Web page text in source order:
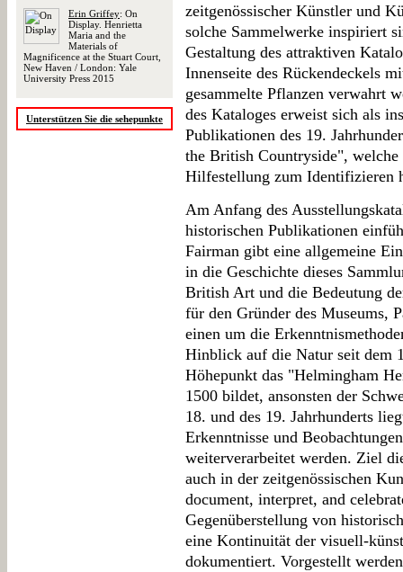
Erin Griffey: On
Display. Henrietta
Maria and the
Materials of
Magnificence at the Stuart Court,
New Haven / London: Yale
University Press 2015
Unterstützen Sie die sehepunkte
zeitgenössischer Künstler und
solche Sammelwerke inspiriert
Gestaltung des attraktiven
Innenseite des Rückendeckels
gesammelte Pflanzen verwahrt
des Kataloges erweist sich als
Publikationen des 19.
the British Countryside",
Hilfestellung zum Identifizieren
Am Anfang des
historischen Publikationen
Fairman gibt eine allgemeine
in die Geschichte dieses
British Art und die Bedeutung
für den Gründer des Museums,
einen um die
Hinblick auf die Natur seit dem
Höhepunkt das "Helmingham
1500 bildet, ansonsten der
18. und des 19. Jahrhunderts
Erkenntnisse und
weiterverarbeitet werden. Ziel
auch in der zeitgenössischen
document, interpret, and
Gegenüberstellung von
eine Kontinuität der visuell-
dokumentiert. Vorgestellt